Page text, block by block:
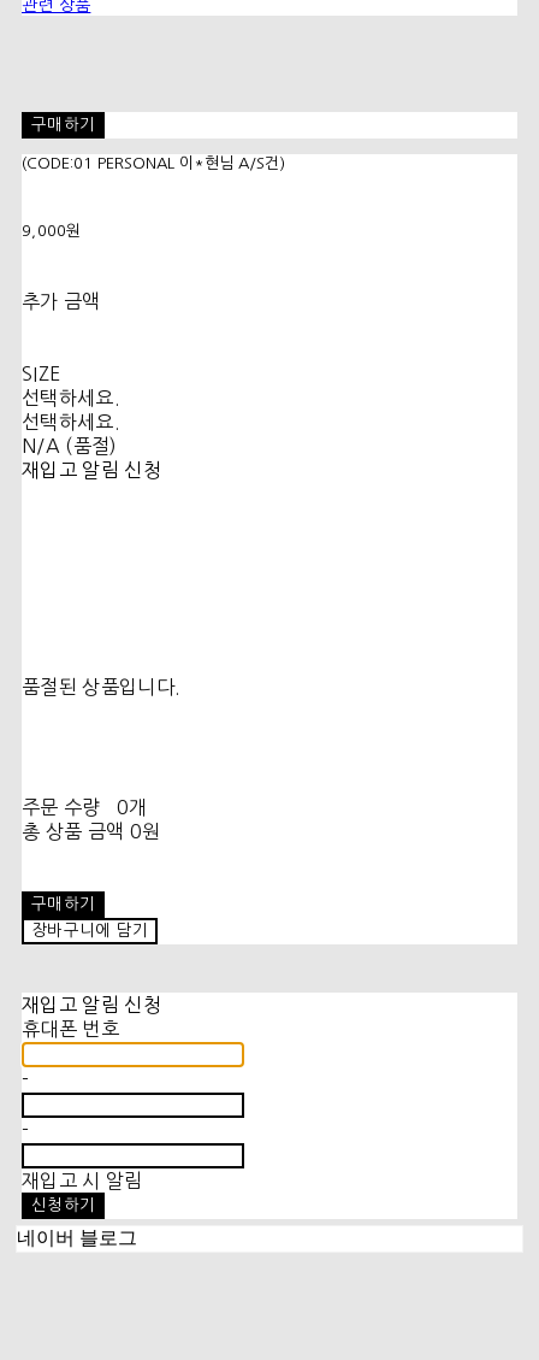
관련 상품
구매하기
(CODE:01 PERSONAL 이*현님 A/S건)
9,000원
추가 금액
SIZE
선택하세요.
선택하세요.
N/A (품절)
재입고 알림 신청
품절된 상품입니다.
주문 수량
0개
총 상품 금액 0원
구매하기
장바구니에 담기
재입고 알림 신청
휴대폰 번호
-
-
재입고 시 알림
신청하기
네이버 블로그